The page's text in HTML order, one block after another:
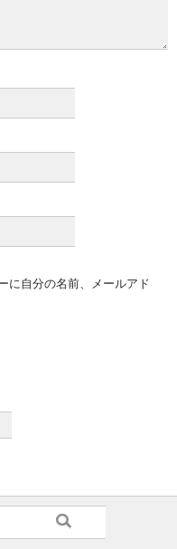
に自分の名前、メールアド